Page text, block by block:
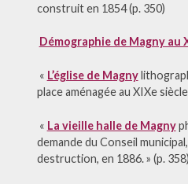
construit en 1854 (p. 350)
Démographie de Magny au
« L’église de Magny
place aménagée au XIXe
« La vieille halle de Magny
demande du Conseil
destruction, en 1886. » (p. 358)